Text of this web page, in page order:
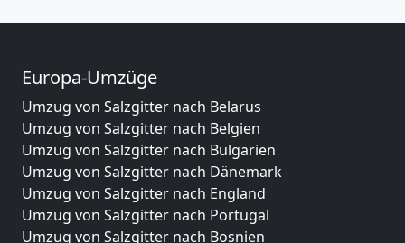
Europa-Umzüge
Umzug von Salzgitter nach Belarus
Umzug von Salzgitter nach Belgien
Umzug von Salzgitter nach Bulgarien
Umzug von Salzgitter nach Dänemark
Umzug von Salzgitter nach England
Umzug von Salzgitter nach Portugal
Umzug von Salzgitter nach Bosnien